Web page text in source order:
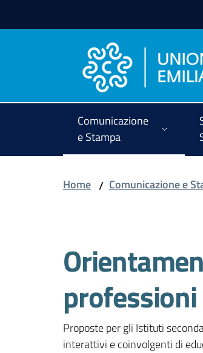
Comunicazione
e Stampa
Home / Comunicazione e
professioni
Proposte per gli Istituti
interattivi e coinvolgenti di